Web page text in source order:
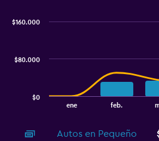
displaying
ene feb.
$0
$80.000
$160.000
Autos en Pequeño